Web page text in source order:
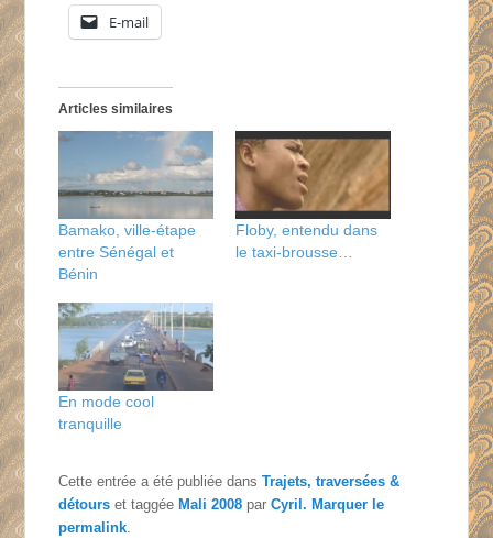
E-mail
Articles similaires
Bamako, ville-étape
entre Sénégal et
Bénin
Floby, entendu dans
le taxi-brousse…
En mode cool
tranquille
Cette entrée a été publiée dansTrajets, traversées &
détours et taggée Mali 2008 parCyril. Marquer le
permalink.